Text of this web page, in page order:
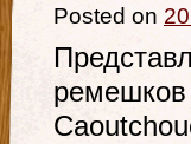
Posted on
ремешков